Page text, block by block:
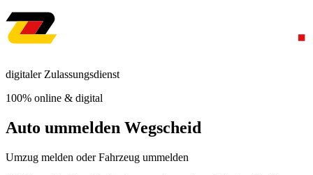
digitaler Zulassungsdienst
100% online & digital
Auto ummelden Wegscheid
Umzug melden oder Fahrzeug ummelden